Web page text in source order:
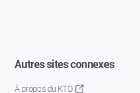
Autres sites connexes
À propos du KTO